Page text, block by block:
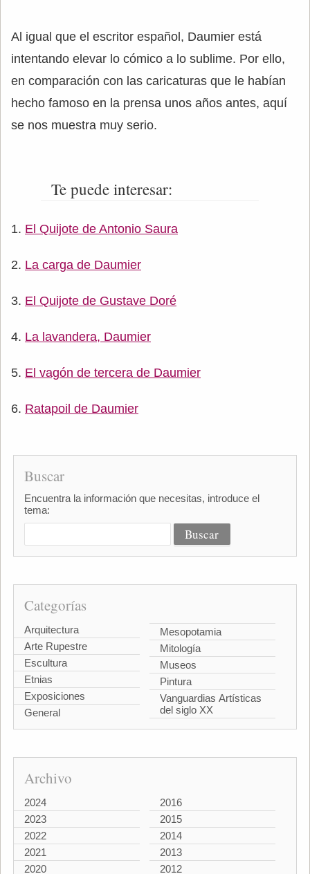
Al igual que el escritor español, Daumier está
intentando elevar lo cómico a lo sublime. Por ello,
en comparación con las caricaturas que le habían
hecho famoso en la prensa unos años antes, aquí
se nos muestra muy serio.
Te puede interesar:
El Quijote de Antonio Saura
La carga de Daumier
El Quijote de Gustave Doré
La lavandera, Daumier
El vagón de tercera de Daumier
Ratapoil de Daumier
Buscar
Encuentra la información que necesitas, introduce el
tema:
Categorías
Arquitectura
Arte Rupestre
Escultura
Etnias
Exposiciones
General
Mesopotamia
Mitología
Museos
Pintura
Vanguardias Artísticas
del siglo XX
Archivo
2024
2023
2022
2021
2020
2016
2015
2014
2013
2012